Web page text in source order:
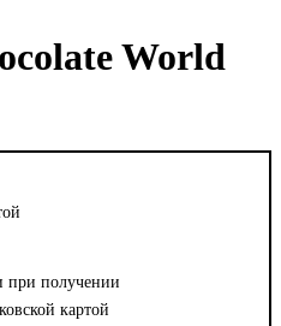
World
получении
картой